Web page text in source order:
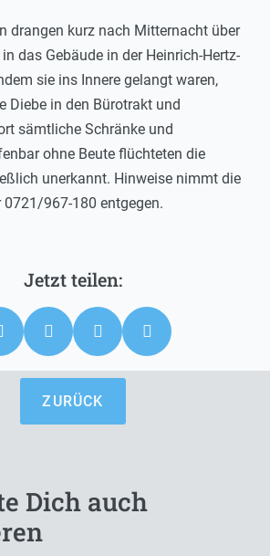
drangen kurz nach Mitternacht über
das Gebäude in der Heinrich-Hertz-
sie ins Innere gelangt waren,
Diebe in den Bürotrakt und
sämtliche Schränke und
ohne Beute flüchteten die
unerkannt. Hinweise nimmt die
0721/967-180 entgegen.
ZURÜCK
Dich auch